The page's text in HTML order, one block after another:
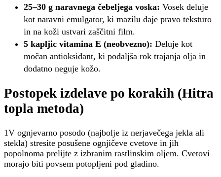
25–30 g naravnega čebeljega voska: Vosek deluje
kot naravni emulgator, ki mazilu daje pravo teksturo
in na koži ustvari zaščitni film.
5 kapljic vitamina E (neobvezno): Deluje kot
močan antioksidant, ki podaljša rok trajanja olja in
dodatno neguje kožo.
Postopek izdelave po korakih (Hitra
topla metoda)
1V ognjevarno posodo (najbolje iz nerjavečega jekla ali
stekla) stresite posušene ognjičeve cvetove in jih
popolnoma prelijte z izbranim rastlinskim oljem. Cvetovi
morajo biti povsem potopljeni pod gladino.